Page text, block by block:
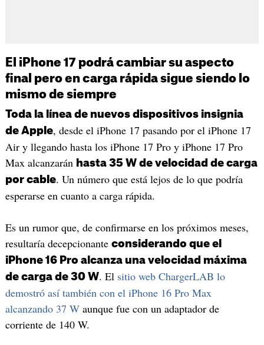
El iPhone 17 podrá cambiar su aspecto
final pero en carga rápida sigue siendo lo
mismo de siempre
Toda la línea de nuevos dispositivos insignia
de Apple, desde el iPhone 17 pasando por el iPhone 17
Air y llegando hasta los iPhone 17 Pro y iPhone 17 Pro
Max alcanzarán hasta 35 W de velocidad de carga
por cable. Un número que está lejos de lo que podría
esperarse en cuanto a carga rápida.
Es un rumor que, de confirmarse en los próximos meses,
resultaría decepcionante considerando que el
iPhone 16 Pro alcanza una velocidad máxima
de carga de 30 W. El sitio web ChargerLAB lo
demostró así también con el iPhone 16 Pro Max
alcanzando 37 Waunque fue con un adaptador de
corriente de 140 W.